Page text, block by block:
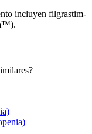
incluyen filgrastim-